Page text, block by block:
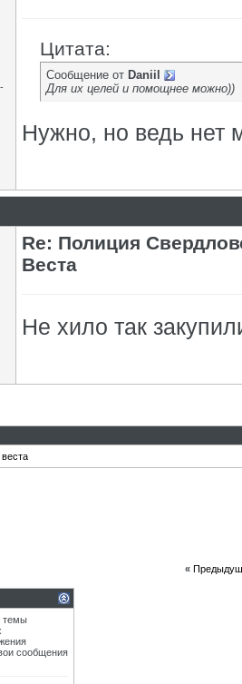
Цитата:
Сообщение от Daniil
Для их целей и помощнее можно))
Нужно, но ведь нет
Re: Полиция
Веста
Не хило так
веста
«
темы
сообщения